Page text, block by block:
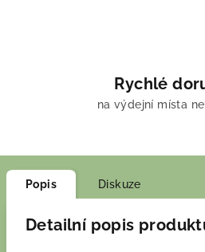
Rychlé
na výdejní místa
Popis Diskuze
Detailní popis